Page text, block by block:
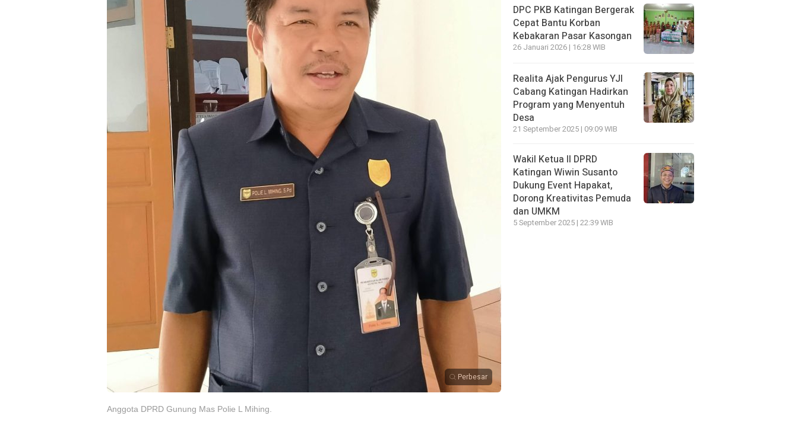
Perbesar
Anggota DPRD Gunung Mas Polie L Mihing.
DPC PKB Katingan Bergerak
Cepat Bantu Korban
Kebakaran Pasar Kasongan
26 Januari 2026 | 16:28 WIB
Realita Ajak Pengurus YJI
Cabang Katingan Hadirkan
Program yang Menyentuh
Desa
21 September 2025 | 09:09 WIB
Wakil Ketua II DPRD
Katingan Wiwin Susanto
Dukung Event Hapakat,
Dorong Kreativitas Pemuda
dan UMKM
5 September 2025 | 22:39 WIB